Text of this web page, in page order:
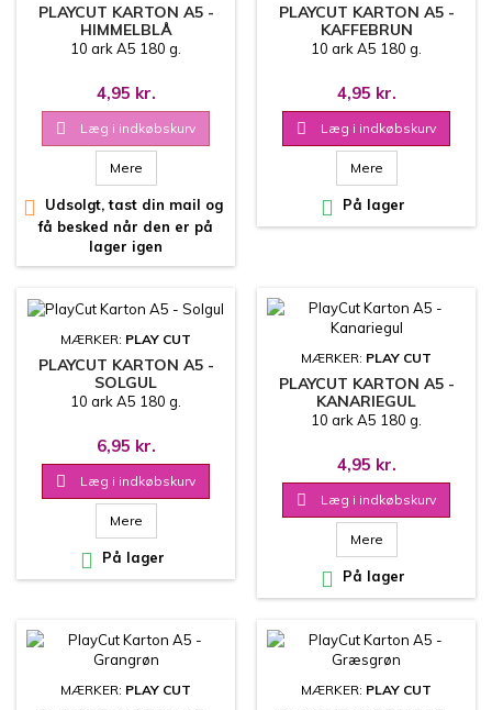
PLAYCUT KARTON A5 -
HIMMELBLÅ
10 ark A5 180 g.
4,95 kr.
 Læg i indkøbskurv
Mere

Udsolgt, tast din mail og
få besked når den er på
lager igen
PLAYCUT KARTON A5 -
KAFFEBRUN
10 ark A5 180 g.
4,95 kr.
 Læg i indkøbskurv
Mere
 På lager
MÆRKER: PLAY CUT
PLAYCUT KARTON A5 -
SOLGUL
10 ark A5 180 g.
6,95 kr.
 Læg i indkøbskurv
Mere
 På lager
MÆRKER: PLAY CUT
PLAYCUT KARTON A5 -
KANARIEGUL
10 ark A5 180 g.
4,95 kr.
 Læg i indkøbskurv
Mere
 På lager
MÆRKER: PLAY CUT MÆRKER: PLAY CUT